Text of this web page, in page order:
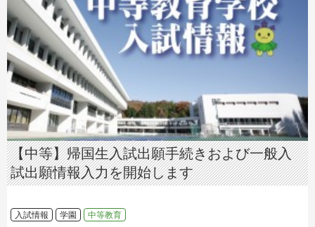
【中等】帰国生入試出願手続きおよび一般入
試出願情報入力を開始します
入試情報 学園 中等教育